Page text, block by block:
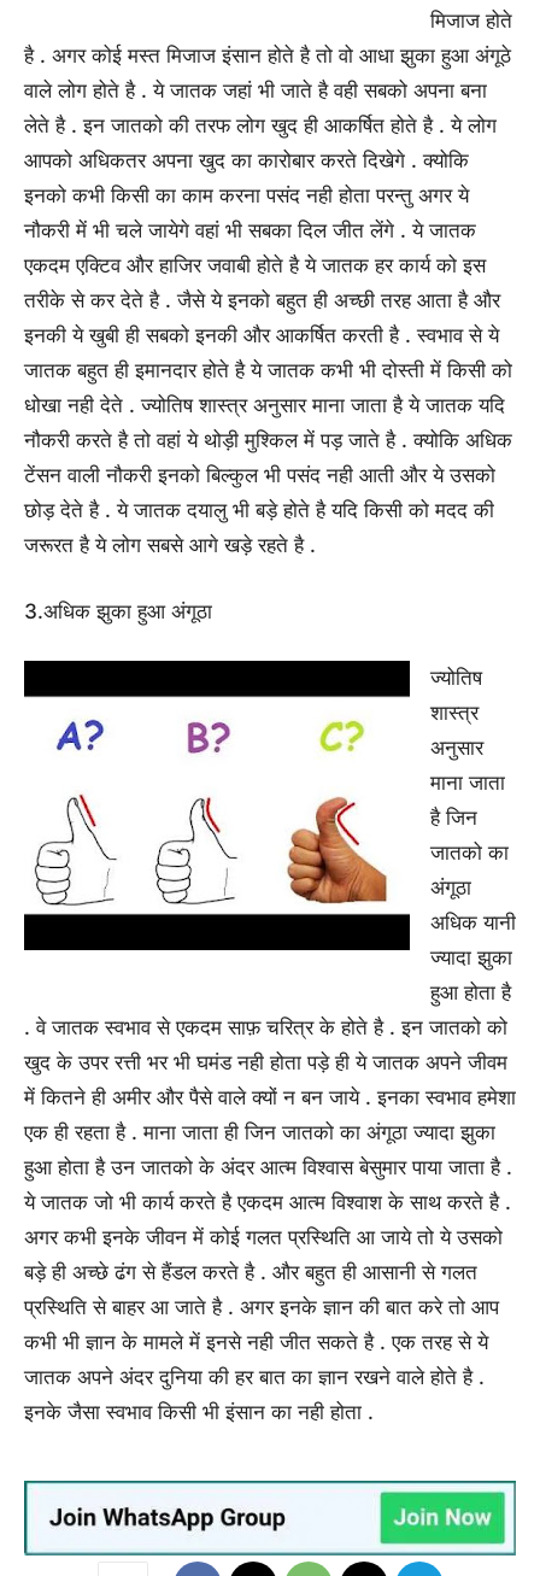
मिजाज होते
है . अगर कोई मस्त मिजाज इंसान होते है तो वो आधा झुका हुआ अंगूठे
वाले लोग होते है . ये जातक जहां भी जाते है वही सबको अपना बना
लेते है . इन जातको की तरफ लोग खुद ही आकर्षित होते है . ये लोग
आपको अधिकतर अपना खुद का कारोबार करते दिखेगे . क्योकि
इनको कभी किसी का काम करना पसंद नही होता परन्तु अगर ये
नौकरी में भी चले जायेगे वहां भी सबका दिल जीत लेंगे . ये जातक
एकदम एक्टिव और हाजिर जवाबी होते है ये जातक हर कार्य को इस
तरीके से कर देते है . जैसे ये इनको बहुत ही अच्छी तरह आता है और
इनकी ये खुबी ही सबको इनकी और आकर्षित करती है . स्वभाव से ये
जातक बहुत ही इमानदार होते है ये जातक कभी भी दोस्ती में किसी को
धोखा नही देते . ज्योतिष शास्त्र अनुसार माना जाता है ये जातक यदि
नौकरी करते है तो वहां ये थोड़ी मुश्किल में पड़ जाते है . क्योकि अधिक
टेंसन वाली नौकरी इनको बिल्कुल भी पसंद नही आती और ये उसको
छोड़ देते है . ये जातक दयालु भी बड़े होते है यदि किसी को मदद की
जरूरत है ये लोग सबसे आगे खड़े रहते है .
3.अधिक झुका हुआ अंगूठा
ज्योतिष
शास्त्र
अनुसार
माना जाता
है जिन
जातको का
अंगूठा
अधिक यानी
ज्यादा झुका
हुआ होता है
. वे जातक स्वभाव से एकदम साफ़ चरित्र के होते है . इन जातको को
खुद के उपर रत्ती भर भी घमंड नही होता पड़े ही ये जातक अपने जीवम
में कितने ही अमीर और पैसे वाले क्यों न बन जाये . इनका स्वभाव हमेशा
एक ही रहता है . माना जाता ही जिन जातको का अंगूठा ज्यादा झुका
हुआ होता है उन जातको के अंदर आत्म विश्वास बेसुमार पाया जाता है .
ये जातक जो भी कार्य करते है एकदम आत्म विश्वाश के साथ करते है .
अगर कभी इनके जीवन में कोई गलत प्रस्थिति आ जाये तो ये उसको
बड़े ही अच्छे ढंग से हैंडल करते है . और बहुत ही आसानी से गलत
प्रस्थिति से बाहर आ जाते है . अगर इनके ज्ञान की बात करे तो आप
कभी भी ज्ञान के मामले में इनसे नही जीत सकते है . एक तरह से ये
जातक अपने अंदर दुनिया की हर बात का ज्ञान रखने वाले होते है .
इनके जैसा स्वभाव किसी भी इंसान का नही होता .